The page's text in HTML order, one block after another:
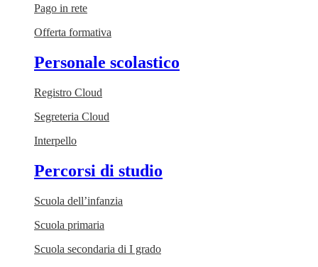
Pago in rete
Offerta formativa
Personale scolastico
Registro Cloud
Segreteria Cloud
Interpello
Percorsi di studio
Scuola dell’infanzia
Scuola primaria
Scuola secondaria di I grado